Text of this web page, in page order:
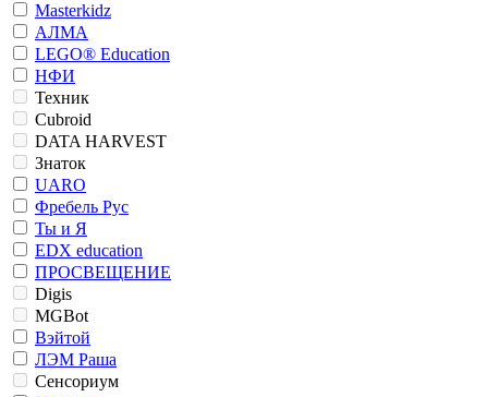
Masterkidz
АЛМА
LEGO® Education
НФИ
Техник
Cubroid
DATA HARVEST
Знаток
UARO
Фребель Рус
Ты и Я
EDX education
ПРОСВЕЩЕНИЕ
Digis
MGBot
Вэйтой
ЛЭМ Раша
Сенсориум